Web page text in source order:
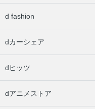
d fashion
dカーシェア
dヒッツ
dアニメストア